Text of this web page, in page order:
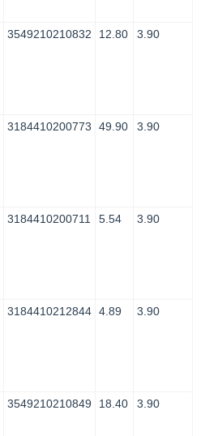
3549210210832 12.80 3.90
3184410200773 49.90 3.90
3184410200711 5.54 3.90
3184410212844 4.89 3.90
3549210210849 18.40 3.90